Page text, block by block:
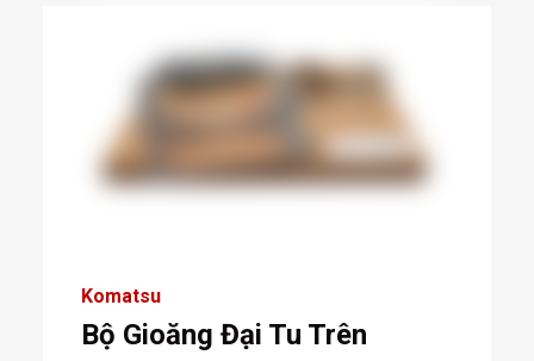
Komatsu
Bộ Gioăng Đại Tu Trên